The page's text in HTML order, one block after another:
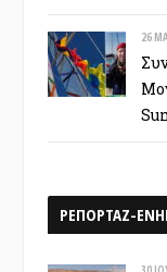
26
ΡΕΠΟΡΤΑΖ-